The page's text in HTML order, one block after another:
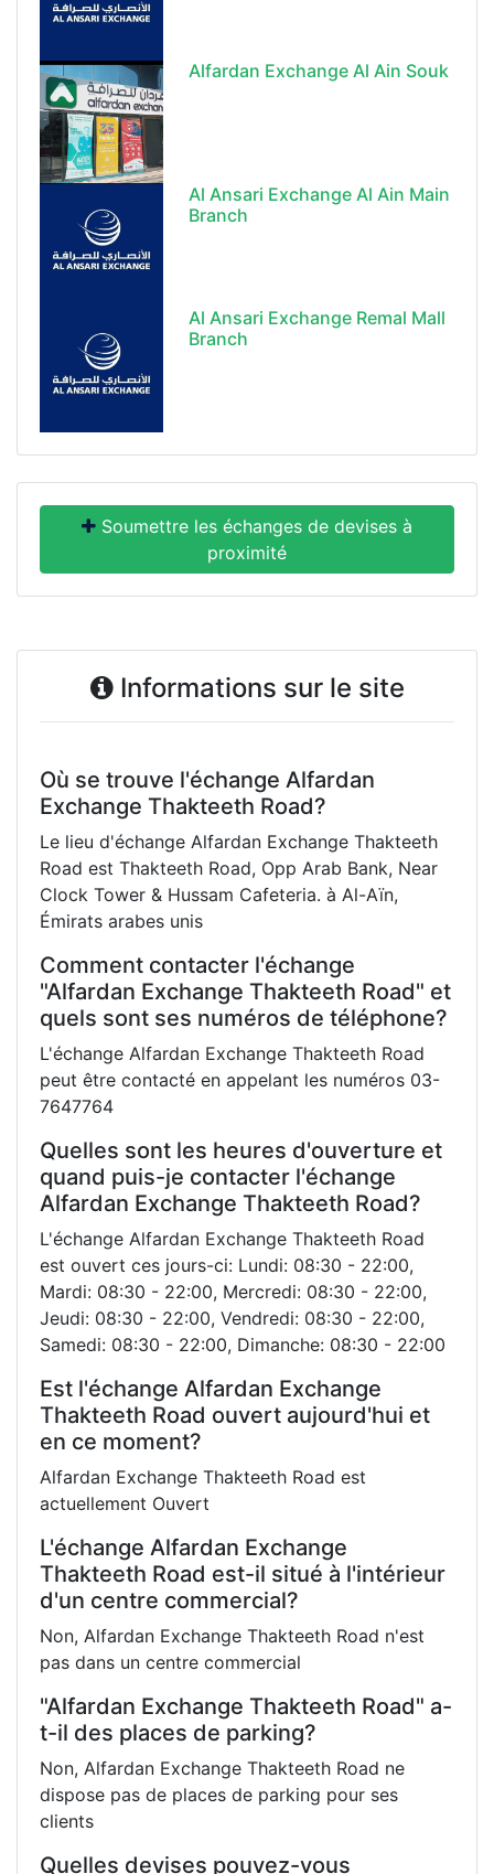
Alfardan Exchange Al Ain Souk
Al Ansari Exchange Al Ain Main
Branch
Al Ansari Exchange Remal Mall
Branch
Soumettre les échanges de devises à
proximité
Informations sur le site
Où se trouve l'échange Alfardan
Exchange Thakteeth Road?
Le lieu d'échange Alfardan Exchange Thakteeth
Road est Thakteeth Road, Opp Arab Bank, Near
Clock Tower & Hussam Cafeteria. à Al-Aïn,
Émirats arabes unis
Comment contacter l'échange
"Alfardan Exchange Thakteeth Road" et
quels sont ses numéros de téléphone?
L'échange Alfardan Exchange Thakteeth Road
peut être contacté en appelant les numéros 03-
7647764
Quelles sont les heures d'ouverture et
quand puis-je contacter l'échange
Alfardan Exchange Thakteeth Road?
L'échange Alfardan Exchange Thakteeth Road
est ouvert ces jours-ci: Lundi: 08:30 - 22:00,
Mardi: 08:30 - 22:00, Mercredi: 08:30 - 22:00,
Jeudi: 08:30 - 22:00, Vendredi: 08:30 - 22:00,
Samedi: 08:30 - 22:00, Dimanche: 08:30 - 22:00
Est l'échange Alfardan Exchange
Thakteeth Road ouvert aujourd'hui et
en ce moment?
Alfardan Exchange Thakteeth Road est
actuellement Ouvert
L'échange Alfardan Exchange
Thakteeth Road est-il situé à l'intérieur
d'un centre commercial?
Non, Alfardan Exchange Thakteeth Road n'est
pas dans un centre commercial
"Alfardan Exchange Thakteeth Road" a-
t-il des places de parking?
Non, Alfardan Exchange Thakteeth Road ne
dispose pas de places de parking pour ses
clients
Quelles devises pouvez-vous